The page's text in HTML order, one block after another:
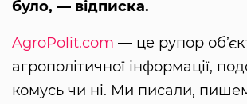
було, — відписка.
AgroPolit.com — це рупор
агрополітичної інформації,
комусь чи ні. Ми писали,